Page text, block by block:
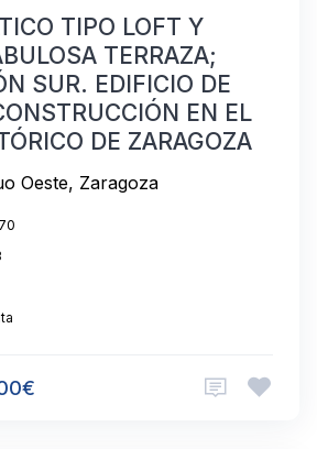
TIPO LOFT Y
TERRAZA;
SUR. EDIFICIO DE
EN EL
DE ZARAGOZA
Oeste, Zaragoza
70